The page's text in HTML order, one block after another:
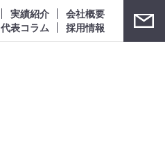
実績紹介
会社概要
代表コラム 採用情報